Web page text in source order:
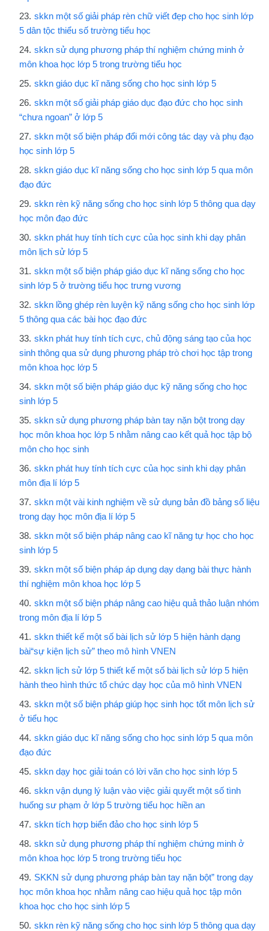
skkn một số giải pháp rèn chữ viết đẹp cho học sinh lớp
5 dân tộc thiểu số trường tiểu học
skkn sử dụng phương pháp thí nghiệm chứng minh ở
môn khoa học lớp 5 trong trường tiểu học
skkn giáo dục kĩ năng sống cho học sinh lớp 5
skkn một số giải pháp giáo dục đạo đức cho học sinh
“chưa ngoan” ở lớp 5
skkn một số biện pháp đổi mới công tác dạy và phụ đạo
học sinh lớp 5
skkn giáo dục kĩ năng sống cho học sinh lớp 5 qua môn
đạo đức
skkn rèn kỹ năng sống cho học sinh lớp 5 thông qua dạy
học môn đạo đức
skkn phát huy tính tích cực của học sinh khi dạy phân
môn lịch sử lớp 5
skkn một số biện pháp giáo dục kĩ năng sống cho học
sinh lớp 5 ở trường tiểu học trưng vương
skkn lồng ghép rèn luyện kỹ năng sống cho học sinh lớp
5 thông qua các bài học đạo đức
skkn phát huy tính tích cực, chủ động sáng tạo của học
sinh thông qua sử dụng phương pháp trò chơi học tập trong
môn khoa học lớp 5
skkn một số biện pháp giáo dục kỹ năng sống cho học
sinh lớp 5
skkn sử dụng phương pháp bàn tay nặn bột trong dạy
học môn khoa học lớp 5 nhằm nâng cao kết quả học tập bộ
môn cho học sinh
skkn phát huy tính tích cực của học sinh khi dạy phân
môn địa lí lớp 5
skkn một vài kinh nghiệm về sử dụng bản đồ bảng số liệu
trong dạy học môn địa lí lớp 5
skkn một số biện pháp nâng cao kĩ năng tự học cho học
sinh lớp 5
skkn một số biện pháp áp dụng dạy dạng bài thực hành
thí nghiệm môn khoa học lớp 5
skkn một số biện pháp nâng cao hiệu quả thảo luận nhóm
trong môn địa lí lớp 5
skkn thiết kế một số bài lịch sử lớp 5 hiện hành dạng
bài“sự kiện lịch sử” theo mô hình VNEN
skkn lịch sử lớp 5 thiết kế một số bài lịch sử lớp 5 hiện
hành theo hình thức tổ chức dạy học của mô hình VNEN
skkn một số biện pháp giúp học sinh học tốt môn lịch sử
ở tiểu học
skkn giáo dục kĩ năng sống cho học sinh lớp 5 qua môn
đạo đức
skkn dạy học giải toán có lời văn cho học sinh lớp 5
skkn vận dụng lý luận vào việc giải quyết một số tình
huống sư phạm ở lớp 5 trường tiểu học hiền an
skkn tích hợp biển đảo cho học sinh lớp 5
skkn sử dụng phương pháp thí nghiệm chứng minh ở
môn khoa học lớp 5 trong trường tiểu học
SKKN sử dụng phương pháp bàn tay nặn bột” trong dạy
học môn khoa học nhằm nâng cao hiệu quả học tập môn
khoa học cho học sinh lớp 5
skkn rèn kỹ năng sống cho học sinh lớp 5 thông qua dạy